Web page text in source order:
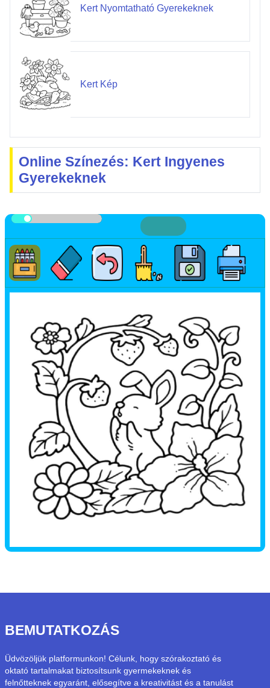
Kert Nyomtatható Gyerekeknek
Kert Kép
Online Színezés: Kert Ingyenes
Gyerekeknek
BEMUTATKOZÁS
Üdvözöljük platformunkon! Célunk, hogy szórakoztató és
oktató tartalmakat biztosítsunk gyermekeknek és
felnőtteknek egyaránt, elősegítve a kreativitást és a tanulást